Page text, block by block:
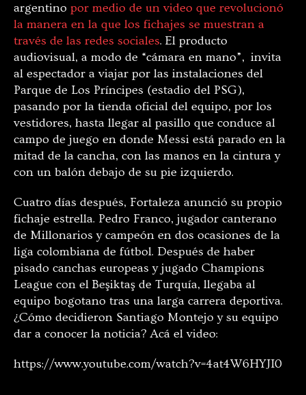
argentino por medio de un video que revolucionó
la manera en la que los fichajes se muestran a
través de las redes sociales. El producto
audiovisual, a modo de “cámara en mano”, invita
al espectador a viajar por las instalaciones del
Parque de Los Príncipes (estadio del PSG),
pasando por la tienda oficial del equipo, por los
vestidores, hasta llegar al pasillo que conduce al
campo de juego en donde Messi está parado en la
mitad de la cancha, con las manos en la cintura y
con un balón debajo de su pie izquierdo.
Cuatro días después, Fortaleza anunció su propio
fichaje estrella. Pedro Franco, jugador canterano
de Millonarios y campeón en dos ocasiones de la
liga colombiana de fútbol. Después de haber
pisado canchas europeas y jugado Champions
League con el Beşiktaş de Turquía, llegaba al
equipo bogotano tras una larga carrera deportiva.
¿Cómo decidieron Santiago Montejo y su equipo
dar a conocer la noticia? Acá el video:
https://www.youtube.com/watch?v=4at4W6HYJI0